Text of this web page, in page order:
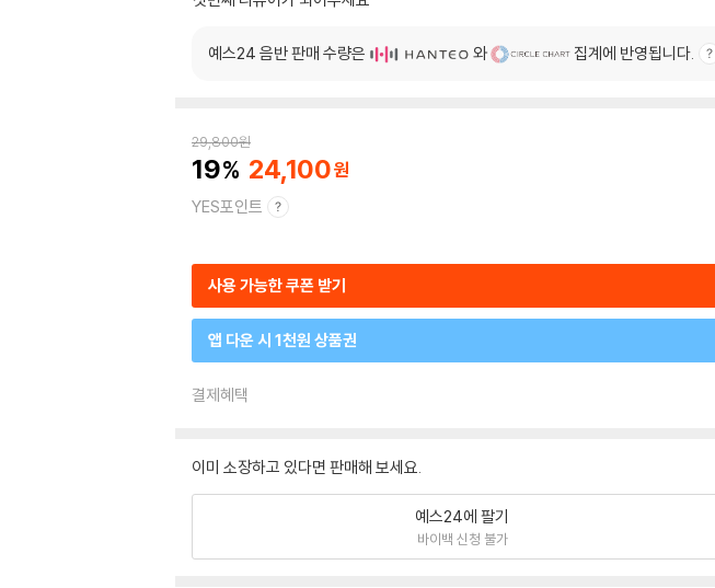
예스24 음반 판매 수량은 와 집계에 반영됩니다.
29,800원
19 24,100
YES포인트
사용 가능한 쿠폰 받기
앱 다운 시 1천원 상품권
결제혜택
이미 소장하고 있다면 판매해 보세요.
예스24에 팔기
바이백 신청 불가